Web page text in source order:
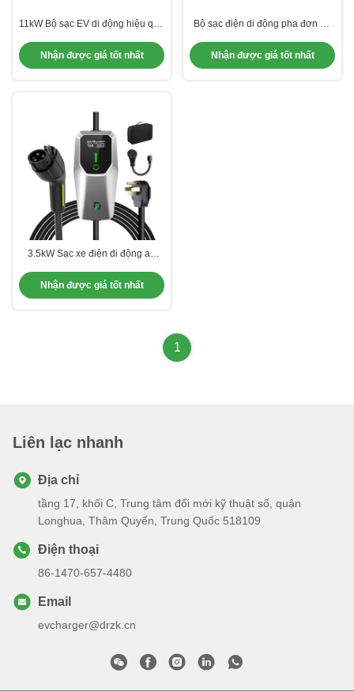
11kW Bộ sạc EV di động hiệu quả
Nhận được giá tốt nhất
Bộ sạc điện di động pha đơn Bộ
BYD
Nhận được giá tốt nhất
3.5kW Sạc xe điện di động an
loại 2
Nhận được giá tốt nhất
1
Liên lạc nhanh
Địa chỉ
tầng 17, khối C, Trung tâm đổi mới kỹ thuật số, quận
Longhua, Thâm Quyến, Trung Quốc 518109
Điện thoại
86-1470-657-4480
Email
evcharger@drzk.cn